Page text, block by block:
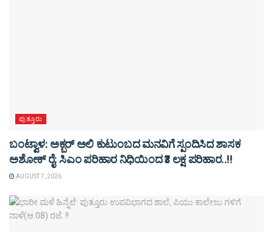
ಪುತ್ತೂರು
ಬಂಟ್ವಾಳ: ಅಕ್ಬರ್ ಅಲಿ ಕುಟುಂಬದ ಮನವಿಗೆ ಸ್ಪಂದಿಸಿದ ಶಾಸಕ
ಅಶೋಕ್ ರೈ: ಸಿಎಂ ಪರಿಹಾರ ನಿಧಿಯಿಂದ ₹3 ಲಕ್ಷ ಪರಿಹಾರ..!!
AUGUST 7, 2026